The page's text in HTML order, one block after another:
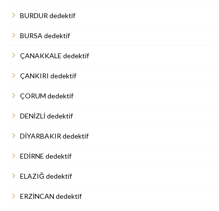
BURDUR dedektif
BURSA dedektif
ÇANAKKALE dedektif
ÇANKIRI dedektif
ÇORUM dedektif
DENİZLİ dedektif
DİYARBAKIR dedektif
EDİRNE dedektif
ELAZIĞ dedektif
ERZİNCAN dedektif